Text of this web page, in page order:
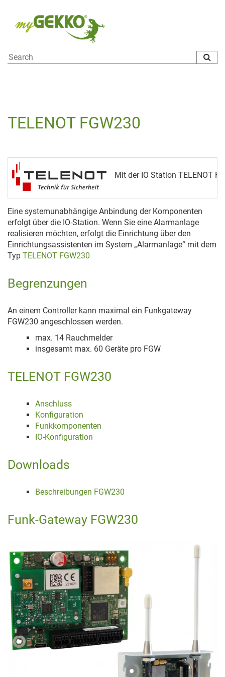
TELENOT FGW230
Mit der IO Station TELENOT
Eine systemunabhängige Anbindung der Komponenten
erfolgt über die IO-Station. Wenn Sie eine Alarmanlage
realisieren möchten, erfolgt die Einrichtung über den
Einrichtungsassistenten im System „Alarmanlage“ mit dem
Typ TELENOT FGW230
Begrenzungen
An einem Controller kann maximal ein Funkgateway
FGW230 angeschlossen werden.
max. 14 Rauchmelder
insgesamt max. 60 Geräte pro FGW
TELENOT FGW230
Anschluss
Konfiguration
Funkkomponenten
IO-Konfiguration
Downloads
Beschreibungen FGW230
Funk-Gateway FGW230